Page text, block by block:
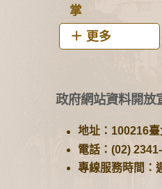
掌
更多
政府網站資料開放
地址：100216
電話：(02)
專線服務時間：